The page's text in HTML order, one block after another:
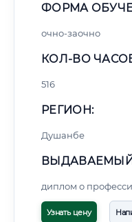
ФОРМА
очно-заочно
КОЛ-ВО
516
РЕГИОН:
Душанбе
диплом о
Узнать цену